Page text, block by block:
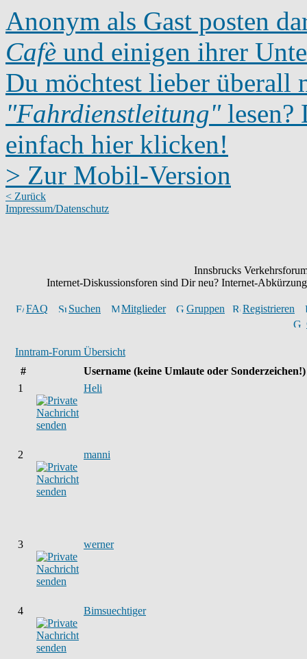
Anonym als Gast posten
Cafè und einigen ihrer
Du möchtest lieber überall
"Fahrdienstleitung"lesen?
einfach hier klicken!
> Zur Mobil-Version
< Zurück
Impressum/Datenschutz
Innsbrucks
Internet-Diskussionsforen sind Dir neu? Internet-
FAQ Suchen Mitglieder Gruppen
Registrieren
Inntram-Forum Übersicht
#
Username (keine Umlaute oder Sonderzeichen!)
1
Heli
2 manni
3 werner
4 Bimsuechtiger